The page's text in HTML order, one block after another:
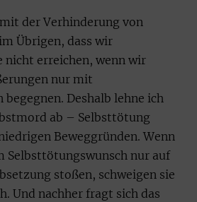
der Verhinderung von
Übrigen, dass wir
erreichen, wenn wir
nur mit
Deshalb lehne ich
ab – Selbsttötung
Beweggründen. Wenn
Selbsttötungswunsch nur auf
stoßen, schweigen sie
Und nachher fragt sich das